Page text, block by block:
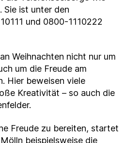
Sie ist unter den
und 0800-1110222
Weihnachten nicht nur um
um die Freude am
Hier beweisen viele
Kreativität – so auch die
Freude zu bereiten, startet
beispielsweise die